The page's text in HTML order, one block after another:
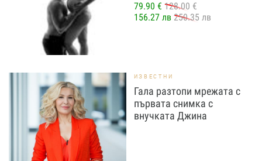
79.90 € 128.00 €
156.27 лв 250.35 лв
ИЗВЕСТНИ
Гала разтопи мрежата с
първата снимка с
внучката Джина